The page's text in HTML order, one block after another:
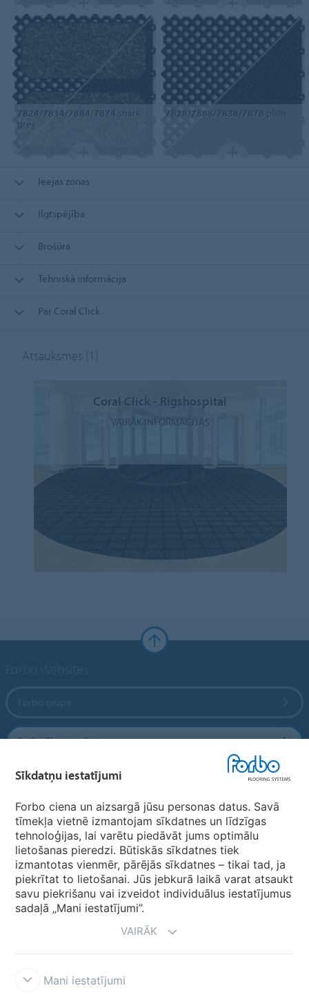
7824/7834/7884/7874 shark
grey
7828/7888/7838/7878 plain
Ieejas zonas
Ilgtspējība
Brošūra
Tehniskā informācija
Par Coral Click
Atsauksmes (1)
Coral Click - Rigshospital
VAIRĀK INFORMĀCIJAS
Forbo Flooring Systems
Forbo Movement Systems
Valstu mājas lapas
Izvēlēties valsti
Sīkdatņu iestatījumi
Forbo ciena un aizsargā jūsu personas datus. Savā
tīmekļa vietnē izmantojam sīkdatnes un līdzīgas
tehnoloģijas, lai varētu piedāvāt jums optimālu
lietošanas pieredzi. Būtiskās sīkdatnes tiek
izmantotas vienmēr, pārējās sīkdatnes – tikai tad, ja
piekrītat to lietošanai. Jūs jebkurā laikā varat atsaukt
savu piekrišanu vai izveidot individuālus iestatījumus
sadaļā „Mani iestatījumi”.
VAIRĀK
Mani iestatījumi